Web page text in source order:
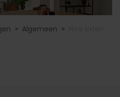
» Algemeen »